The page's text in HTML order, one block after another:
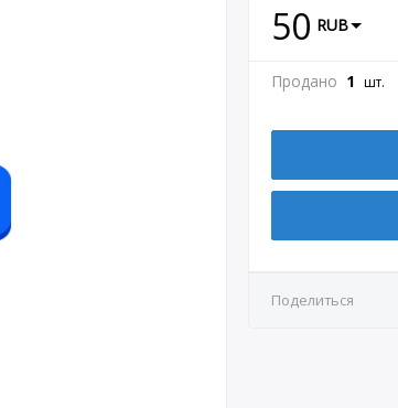
50 RUB
Продано 1 шт.
Поделиться